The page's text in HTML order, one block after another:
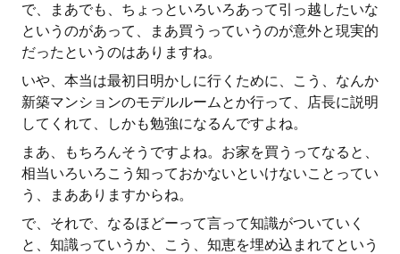
で、まあでも、ちょっといろいろあって引っ越したいな
というのがあって、まあ買うっていうのが意外と現実的
だったというのはありますね。
いや、本当は最初日明かしに行くために、こう、なんか
新築マンションのモデルルームとか行って、店長に説明
してくれて、しかも勉強になるんですよね。
まあ、もちろんそうですよね。お家を買うってなると、
相当いろいろこう知っておかないといけないことってい
う、まあありますからね。
で、それで、なるほどーって言って知識がついていく
と、知識っていうか、こう、知恵を埋め込まれてという